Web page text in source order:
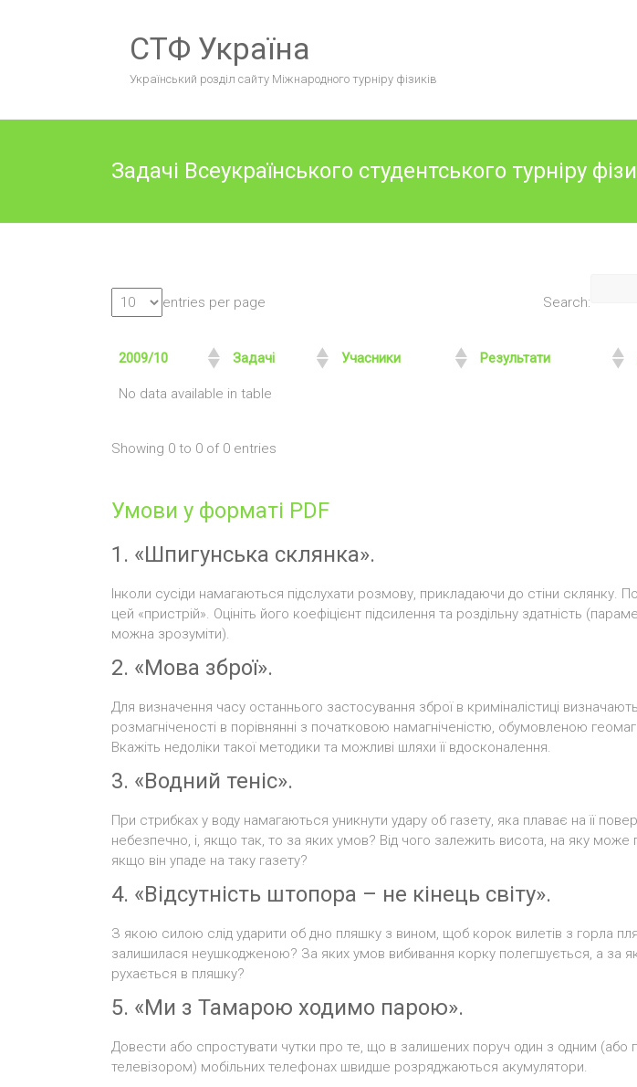
СТФ Україна
Український розділ сайту Міжнародного турніру фізиків
Задачі Всеукраїнського студентського турніру
entries per page Search:
2009/10 Задачі Учасники Результати
No data available in table
Showing 0 to 0 of 0 entries
Умови у форматі PDF
1. «Шпигунська склянка».
Інколи сусіди намагаються підслухати розмову, прикладаючи до стіни склянку.
цей «пристрій». Оцініть його коефіцієнт підсилення та роздільну здатність
можна зрозуміти).
2. «Мова зброї».
Для визначення часу останнього застосування зброї в криміналістиці визначають
розмагніченості в порівнянні з початковою намагніченістю, обумовленою
Вкажіть недоліки такої методики та можливі шляхи її вдосконалення.
3. «Водний теніс».
При стрибках у воду намагаються уникнути удару об газету, яка плаває на її
небезпечно, і, якщо так, то за яких умов? Від чого залежить висота, на яку може
якщо він упаде на таку газету?
4. «Відсутність штопора – не кінець світу».
З якою силою слід ударити об дно пляшку з вином, щоб корок вилетів з горла
залишилася неушкодженою? За яких умов вибивання корку полегшується, а за
рухається в пляшку?
5. «Ми з Тамарою ходимо парою».
Довести або спростувати чутки про те, що в залишених поруч один з одним (або
телевізором) мобільних телефонах швидше розряджаються акумулятори.